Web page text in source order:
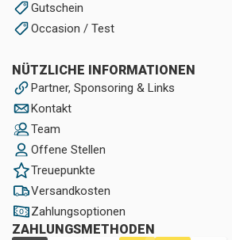
Gutschein
Occasion / Test
NÜTZLICHE INFORMATIONEN
Partner, Sponsoring & Links
Kontakt
Team
Offene Stellen
Treuepunkte
Versandkosten
Zahlungsoptionen
ZAHLUNGSMETHODEN